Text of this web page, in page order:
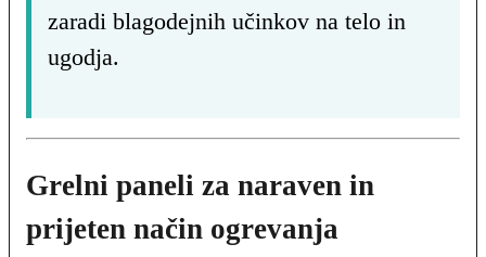
zaradi blagodejnih učinkov na telo in
ugodja.
Grelni paneli za naraven in
prijeten način ogrevanja